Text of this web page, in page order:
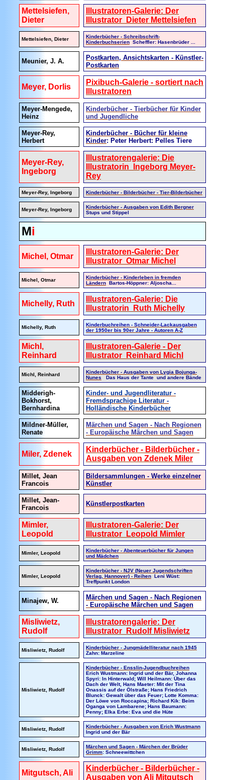
Mettelsiefen,
Dieter
Illustratoren-Galerie: Der
Illustrator Dieter Mettelsiefen
Mettelsiefen, Dieter
Kinderbücher - Schreibschrift-
Kinderbuchserien Scheffler: Hasenbrüder ...
Meunier, J. A.
Postkarten, Ansichtskarten - Künstler-
Postkarten
Meyer, Dorlis
Pixibuch-Galerie - sortiert nach
Illustratoren
Meyer-Mengede,
Heinz
Kinderbücher - Tierbücher für Kinder
und Jugendliche
Meyer-Rey,
Herbert
Kinderbücher - Bücher für kleine
Kinder: Peter Herbert: Pelles Tiere
Meyer-Rey,
Ingeborg
Illustratorengalerie: Die
Illustratorin Ingeborg Meyer-
Rey
Meyer-Rey, Ingeborg Kinderbücher - Bilderbücher - Tier-Bilderbücher
Meyer-Rey, Ingeborg
Kinderbücher - Ausgaben von Edith Bergner
Stups und Stippel
Mi
Michel, Otmar
Illustratoren-Galerie: Der
Illustrator Otmar Michel
Michel, Otmar
Kinderbücher - Kinderleben in fremden
Ländern Bartos-Höppner: Aljoscha...
Michelly, Ruth
Illustratoren-Galerie: Die
Illustratorin Ruth Michelly
Michelly, Ruth
Kinderbuchreihen - Schneider-Lackausgaben
der 1950er bis 90er Jahre - Autoren A-Z
Michl,
Reinhard
Illustratoren-Galerie - Der
Illustrator Reinhard Michl
Michl, Reinhard
Kinderbücher - Ausgaben von Lygia Bojunga-
Nunes Das Haus der Tante und andere Bände
Midderigh-
Bokhorst,
Bernhardina
Kinder- und Jugendliteratur -
Fremdsprachige Literatur -
Holländische Kinderbücher
Mildner-Müller,
Renate
Märchen und Sagen - Nach Regionen
- Europäische Märchen und Sagen
Miler, Zdenek
Kinderbücher - Bilderbücher -
Ausgaben von Zdenek Miler
Millet, Jean
Francois
Bildersammlungen - Werke einzelner
Künstler
Millet, Jean-
Francois
Künstlerpostkarten
Mimler,
Leopold
Illustratoren-Galerie: Der
Illustrator Leopold Mimler
Mimler, Leopold
Kinderbücher - Abenteuerbücher für Jungen
und Mädchen
Mimler, Leopold
Kinderbücher - NJV (Neuer Jugendschriften
Verlag, Hannover) - Reihen Leni Wüst:
Treffpunkt London
Minajew, W.
Märchen und Sagen - Nach Regionen
- Europäische Märchen und Sagen
Misliwietz,
Rudolf
Illustratorengalerie: Der
Illustrator Rudolf Misliwietz
Misliwietz, Rudolf
Kinderbücher - Jungmädelliteratur nach 1945
Zahn: Marzeline
Misliwietz, Rudolf
Kinderbücher - Ensslin-Jugendbuchreihen
Erich Wustmann: Ingrid und der Bär, Johanna
Spyri: In Hinterwald; Will Heilmann: Über das
Dach der Welt, Hans Maeter: Mit der Tina
Onassis auf der Ölstraße; Hans Friedrich
Blunck: Gewalt über das Feuer; Lotte Komma:
Der Löwe von Roccapina; Richard Kik: Beim
Oganga von Lambarene; Hans Baumann:
Penny; Elka Erbe: Eva und die Hüte
Misliwietz, Rudolf
Kinderbücher - Ausgaben von Erich Wustmann
Ingrid und der Bär
Misliwietz, Rudolf
Märchen und Sagen - Märchen der Brüder
Grimm: Schneewittchen
Mitgutsch, Ali
Kinderbücher - Bilderbücher -
Ausgaben von Ali Mitgutsch